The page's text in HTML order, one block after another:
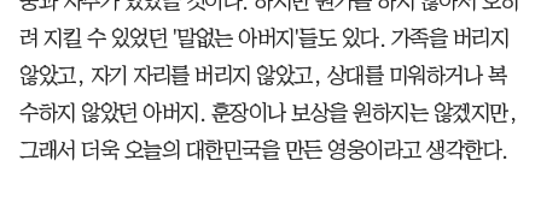
려 지킬 수 있었던 '말없는 아버지'들도 있다. 가족을 버리지
않았고, 자기 자리를 버리지 않았고, 상대를 미워하거나 복
수하지 않았던 아버지. 훈장이나 보상을 원하지는 않겠지만,
그래서 더욱 오늘의 대한민국을 만든 영웅이라고 생각한다.